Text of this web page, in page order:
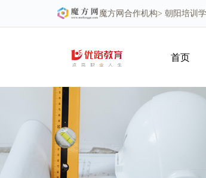
魔方网 合作机构> 朝阳培训
首页